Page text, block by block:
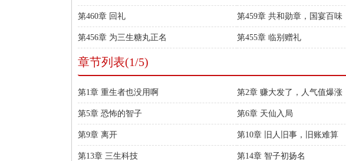
第460章 回礼 第459章 共和勋章，国宴百味
第456章 为三生糖丸正名 第455章 临别赠礼
章节列表(1/5)
第1章 重生者也没用啊 第2章 赚大发了，人气值爆涨
第5章 恐怖的智子 第6章 天仙入局
第9章 离开 第10章 旧人旧事，旧账难算
第13章 三生科技 第14章 智子初扬名